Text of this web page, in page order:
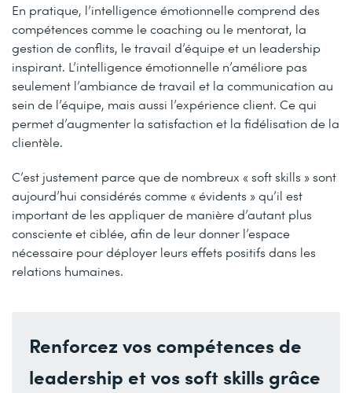
En pratique, l’intelligence émotionnelle comprend des
compétences comme le coaching ou le mentorat, la
gestion de conflits, le travail d’équipe et un leadership
inspirant. L’intelligence émotionnelle n’améliore pas
seulement l’ambiance de travail et la communication au
sein de l’équipe, mais aussi l’expérience client. Ce qui
permet d’augmenter la satisfaction et la fidélisation de la
clientèle.
C’est justement parce que de nombreux « soft skills » sont
aujourd’hui considérés comme « évidents » qu’il est
important de les appliquer de manière d’autant plus
consciente et ciblée, afin de leur donner l’espace
nécessaire pour déployer leurs effets positifs dans les
relations humaines.
Renforcez vos compétences de
leadership et vos soft skills grâce